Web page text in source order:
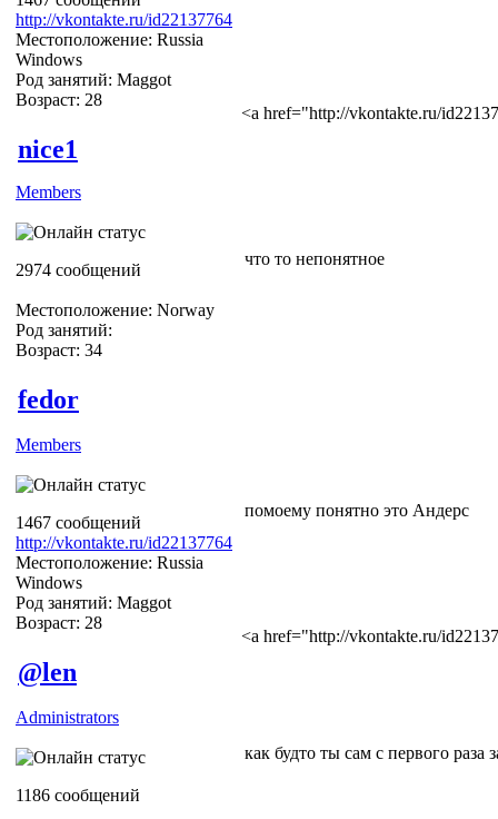
http://vkontakte.ru/id22137764
Местоположение: Russia
Windows
Род занятий: Maggot
Возраст: 28
<a href="http://vkontakte.ru/
nice1
Members
2974 сообщений
Местоположение: Norway
Род занятий:
Возраст: 34
что то непонятное
fedor
Members
1467 сообщений
http://vkontakte.ru/id22137764
Местоположение: Russia
Windows
Род занятий: Maggot
Возраст: 28
помоему понятно это Андерс
<a href="http://vkontakte.ru/
@len
Administrators
1186 сообщений
как будто ты сам с первого раза